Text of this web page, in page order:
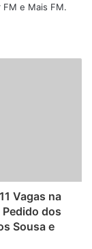
e Mais FM.
Vagas na
dos
Sousa e